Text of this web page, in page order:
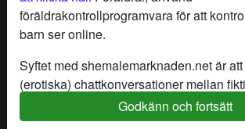
föräldrakontrollprogramvara för att
barn ser online.
Syftet med shemalemarknaden.net är
(erotiska) chattkonversationer mellan
användare och innehåller därför fiktiva
möten är inte möjliga med dessa fiktiva
Godkänn och fortsätt
Lägg till chat